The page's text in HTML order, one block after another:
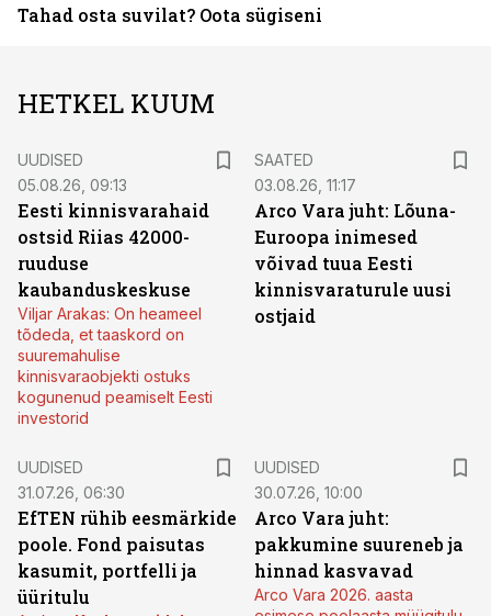
Tahad osta suvilat? Oota sügiseni
HETKEL KUUM
UUDISED
05.08.26, 09:13
Eesti kinnisvarahaid
ostsid Riias 42000-
ruuduse
kaubanduskeskuse
Viljar Arakas: On heameel
tõdeda, et taaskord on
suuremahulise
kinnisvaraobjekti ostuks
kogunenud peamiselt Eesti
investorid
SAATED
03.08.26, 11:17
Arco Vara juht: Lõuna-
Euroopa inimesed
võivad tuua Eesti
kinnisvaraturule uusi
ostjaid
UUDISED
31.07.26, 06:30
EfTEN rühib eesmärkide
poole. Fond paisutas
kasumit, portfelli ja
üüritulu
UUDISED
30.07.26, 10:00
Arco Vara juht:
pakkumine suureneb ja
hinnad kasvavad
Arco Vara 2026. aasta